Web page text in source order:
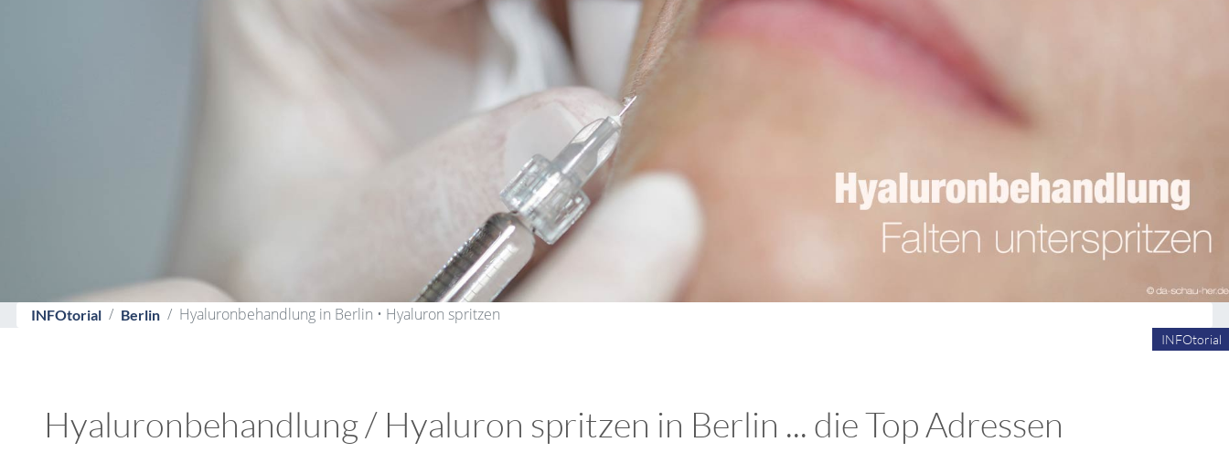
INFOtorial Berlin Hyaluronbehandlung in Berlin • Hyaluron spritzen
INFOtorial
Hyaluronbehandlung / Hyaluron spritzen in Berlin ... die Top Adressen